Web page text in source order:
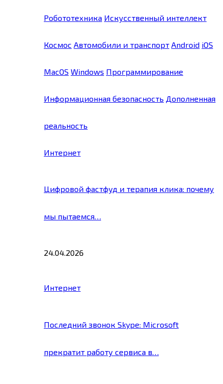
Робототехника Искусственный интеллект
Космос Автомобили и транспорт Android iOS
MacOS Windows Программирование
Информационная безопасность Дополненная
реальность
Интернет
Цифровой фастфуд и терапия клика: почему
мы пытаемся…
24.04.2026
Интернет
Последний звонок Skype: Microsoft
прекратит работу сервиса в…